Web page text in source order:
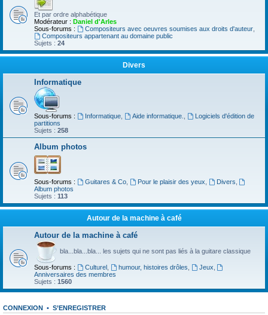
Et par ordre alphabétique
Modérateur : Daniel d'Arles
Sous-forums :
Compositeurs avec oeuvres soumises aux droits d'auteur,
Compositeurs appartenant au domaine public
Sujets : 24
Divers
Informatique
Sous-forums : Informatique, Aide informatique.
Logiciels d'édition de
partitions
Sujets : 258
Album photos
Sous-forums : Guitares & Co, Pour le plaisir des yeux Divers
Album photos
Sujets : 113
Autour de la machine à café
Autour de la machine à café
bla...bla...bla... les sujets qui ne sont pas liés à la guitare classique
Sous-forums : Culturel, humour, histoires drôles Jeux
Anniversaires des membres
Sujets : 1560
CONNEXION • S’ENREGISTRER